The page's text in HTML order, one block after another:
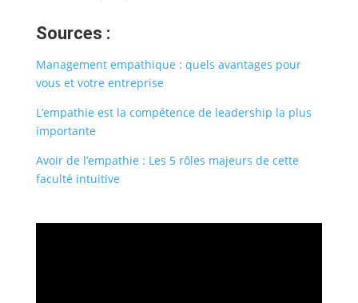
Sources :
Management empathique : quels avantages pour
vous et votre entreprise
L’empathie est la compétence de leadership la plus
importante
Avoir de l’empathie : Les 5 rôles majeurs de cette
faculté intuitive